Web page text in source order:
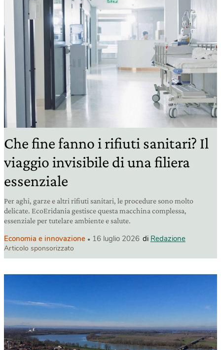
Che fine fanno i rifiuti sanitari? Il
viaggio invisibile di una filiera
essenziale
Per aghi, garze e altri rifiuti sanitari, le procedure sono molto
delicate. EcoEridania gestisce questa macchina complessa,
essenziale per tutelare ambiente e salute.
Economia e innovazione 16 luglio 2026 di Redazione
Articolo sponsorizzato